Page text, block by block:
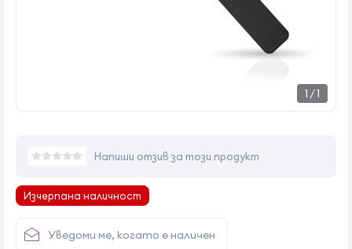
1 /1
Напиши отзив за този продукт
Изчерпана наличност
Уведоми ме, когато е наличен